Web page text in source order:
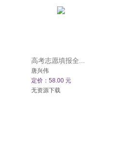
高考志愿填报全...
唐兴伟
定价：58.00 元
无资源下载